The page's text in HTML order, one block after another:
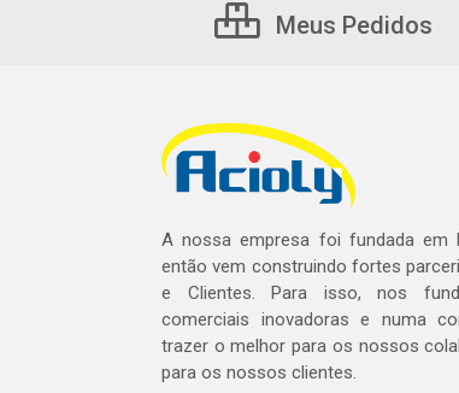
Meus Pedidos
A nossa empresa foi fundada em
então vem construindo fortes
e Clientes. Para isso, nos
comerciais inovadoras e numa
trazer o melhor para os nossos
para os nossos clientes.